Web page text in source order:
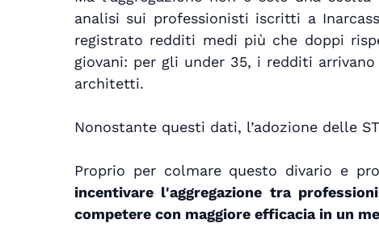
analisi sui professionisti iscritti a
registrato redditi medi più che doppi
giovani: per gli under 35, i redditi
architetti.
Nonostante questi dati, l’adozione delle
Proprio per colmare questo divario e
incentivare l'aggregazione tra
competere con maggiore efficacia in un